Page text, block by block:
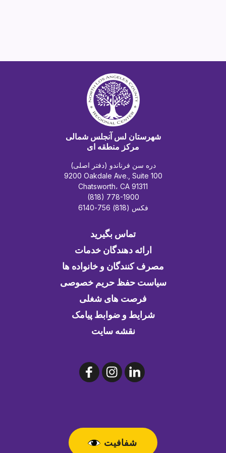
شهرستان لس آنجلس شمالی
مرکز منطقه ای
دره سن فرناندو (دفتر اصلی)
9200 Oakdale Ave., Suite 100
Chatsworth، CA 91311
(818) 778-1900
فکس (818) 756-6140
تماس بگیرید
ارائه دهندگان خدمات
مصرف کنندگان و خانواده ها
سیاست حفظ حریم خصوصی
فرصت های شغلی
شرایط و ضوابط پیامک
نقشه سایت
شفافیت